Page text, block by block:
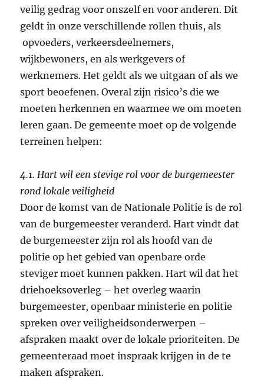
veilig gedrag voor onszelf en voor anderen. Dit
geldt in onze verschillende rollen thuis, als
opvoeders, verkeersdeelnemers,
wijkbewoners, en als werkgevers of
werknemers. Het geldt als we uitgaan of als we
sport beoefenen. Overal zijn risico’s die we
moeten herkennen en waarmee we om moeten
leren gaan. De gemeente moet op de volgende
terreinen helpen:
4.1. Hart wil een stevige rol voor de burgemeester
rond lokale veiligheid
Door de komst van de Nationale Politie is de rol
van de burgemeester veranderd. Hart vindt dat
de burgemeester zijn rol als hoofd van de
politie op het gebied van openbare orde
steviger moet kunnen pakken. Hart wil dat het
driehoeksoverleg – het overleg waarin
burgemeester, openbaar ministerie en politie
spreken over veiligheidsonderwerpen –
afspraken maakt over de lokale prioriteiten. De
gemeenteraad moet inspraak krijgen in de te
maken afspraken.